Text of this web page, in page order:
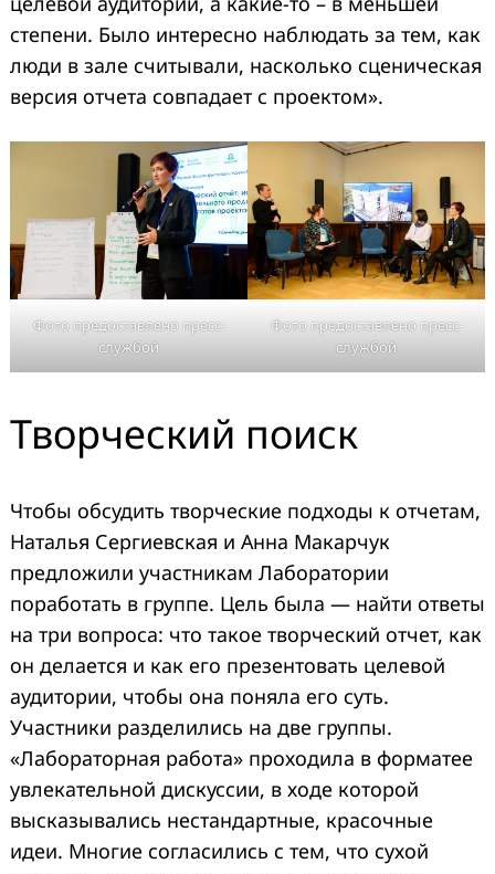
степени. Было интересно наблюдать за тем, как
люди в зале считывали, насколько сценическая
версия отчета совпадает с проектом».
Фото предоставлено пресс-
службой
Фото предоставлено пресс-
службой
Творческий поиск
Чтобы обсудить творческие подходы к отчетам,
Наталья Сергиевская и Анна Макарчук
предложили участникам Лаборатории
поработать в группе. Цель была — найти ответы
на три вопроса: что такое творческий отчет, как
он делается и как его презентовать целевой
аудитории, чтобы она поняла его суть.
Участники разделились на две группы.
«Лабораторная работа» проходила в форматее
увлекательной дискуссии, в ходе которой
высказывались нестандартные, красочные
идеи. Многие согласились с тем, что сухой